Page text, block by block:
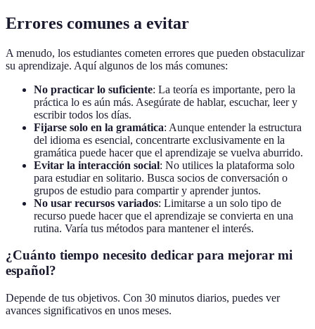
Errores comunes a evitar
A menudo, los estudiantes cometen errores que pueden obstaculizar
su aprendizaje. Aquí algunos de los más comunes:
No practicar lo suficiente: La teoría es importante, pero la
práctica lo es aún más. Asegúrate de hablar, escuchar, leer y
escribir todos los días.
Fijarse solo en la gramática: Aunque entender la estructura
del idioma es esencial, concentrarte exclusivamente en la
gramática puede hacer que el aprendizaje se vuelva aburrido.
Evitar la interacción social: No utilices la plataforma solo
para estudiar en solitario. Busca socios de conversación o
grupos de estudio para compartir y aprender juntos.
No usar recursos variados: Limitarse a un solo tipo de
recurso puede hacer que el aprendizaje se convierta en una
rutina. Varía tus métodos para mantener el interés.
¿Cuánto tiempo necesito dedicar para mejorar mi
español?
Depende de tus objetivos. Con 30 minutos diarios, puedes ver
avances significativos en unos meses.